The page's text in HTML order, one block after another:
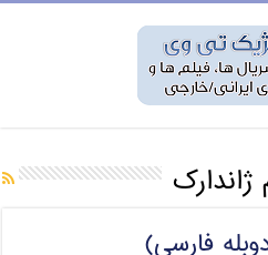
ژاندارک